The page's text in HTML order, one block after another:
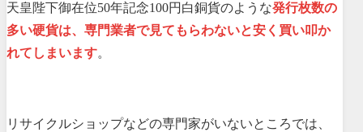
天皇陛下御在位50年記念100円白銅貨のような発行枚数の
多い硬貨は、専門業者で見てもらわないと安く買い叩か
れてしまいます。
リサイクルショップなどの専門家がいないところでは、